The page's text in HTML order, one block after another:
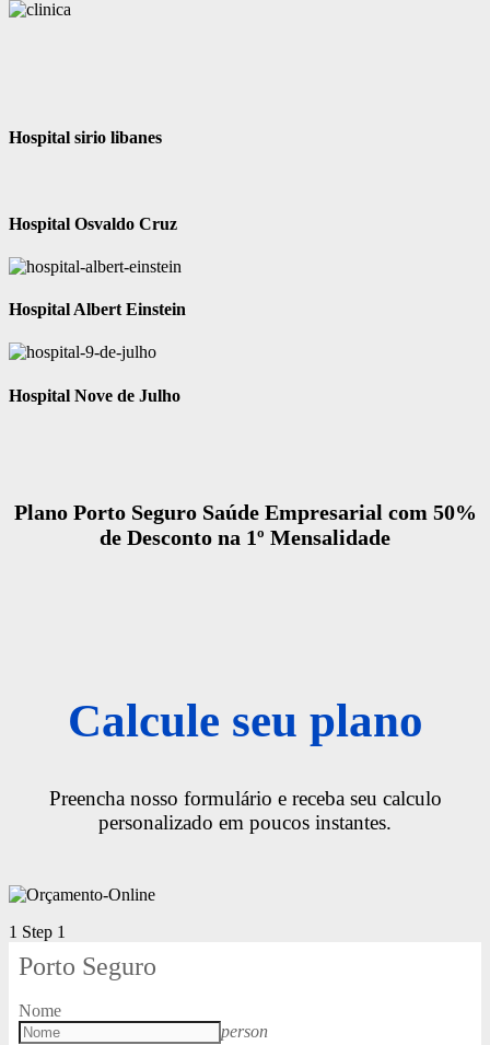
Hospital sirio libanes
Hospital Osvaldo Cruz
Hospital Albert Einstein
Hospital Nove de Julho
Plano Porto Seguro Saúde Empresarial com 50%
de Desconto na 1º Mensalidade
Calcule seu plano
Preencha nosso formulário e receba seu calculo
personalizado em poucos instantes.
1 Step 1
Porto Seguro
Nome
person